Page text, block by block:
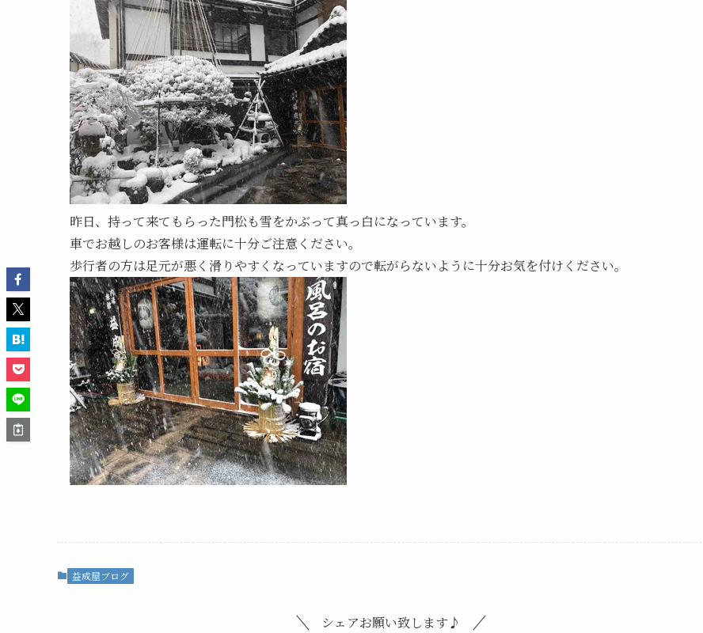
昨日、持って来てもらった門松も雪をかぶって真っ白になっています。
車でお越しのお客様は運転に十分ご注意ください。
歩行者の方は足元が悪く滑りやすくなっていますので転がらないように十分お気を付けください。
益成屋ブログ
シェアお願い致します♪